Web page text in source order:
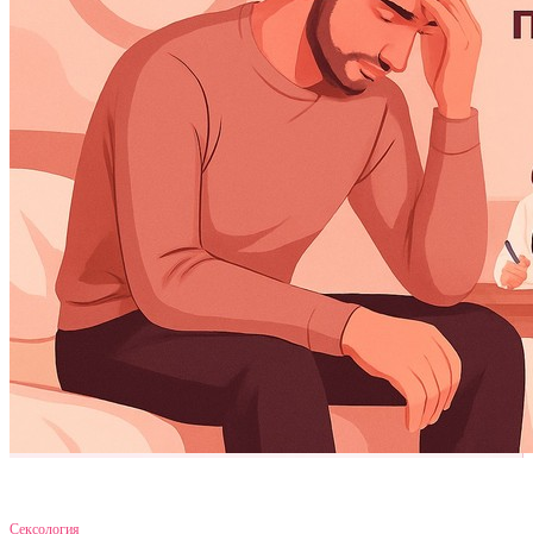
Сексология